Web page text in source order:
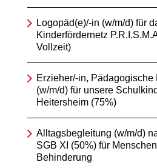
Logopäd(e)/-in (w/m/d) für
Kinderfördernetz
Vollzeit)
Erzieher/-in, Pädagogische
(w/m/d) für unsere
Heitersheim (75%)
Alltagsbegleitung (w/m/d)
SGB XI (50%) für
Behinderung